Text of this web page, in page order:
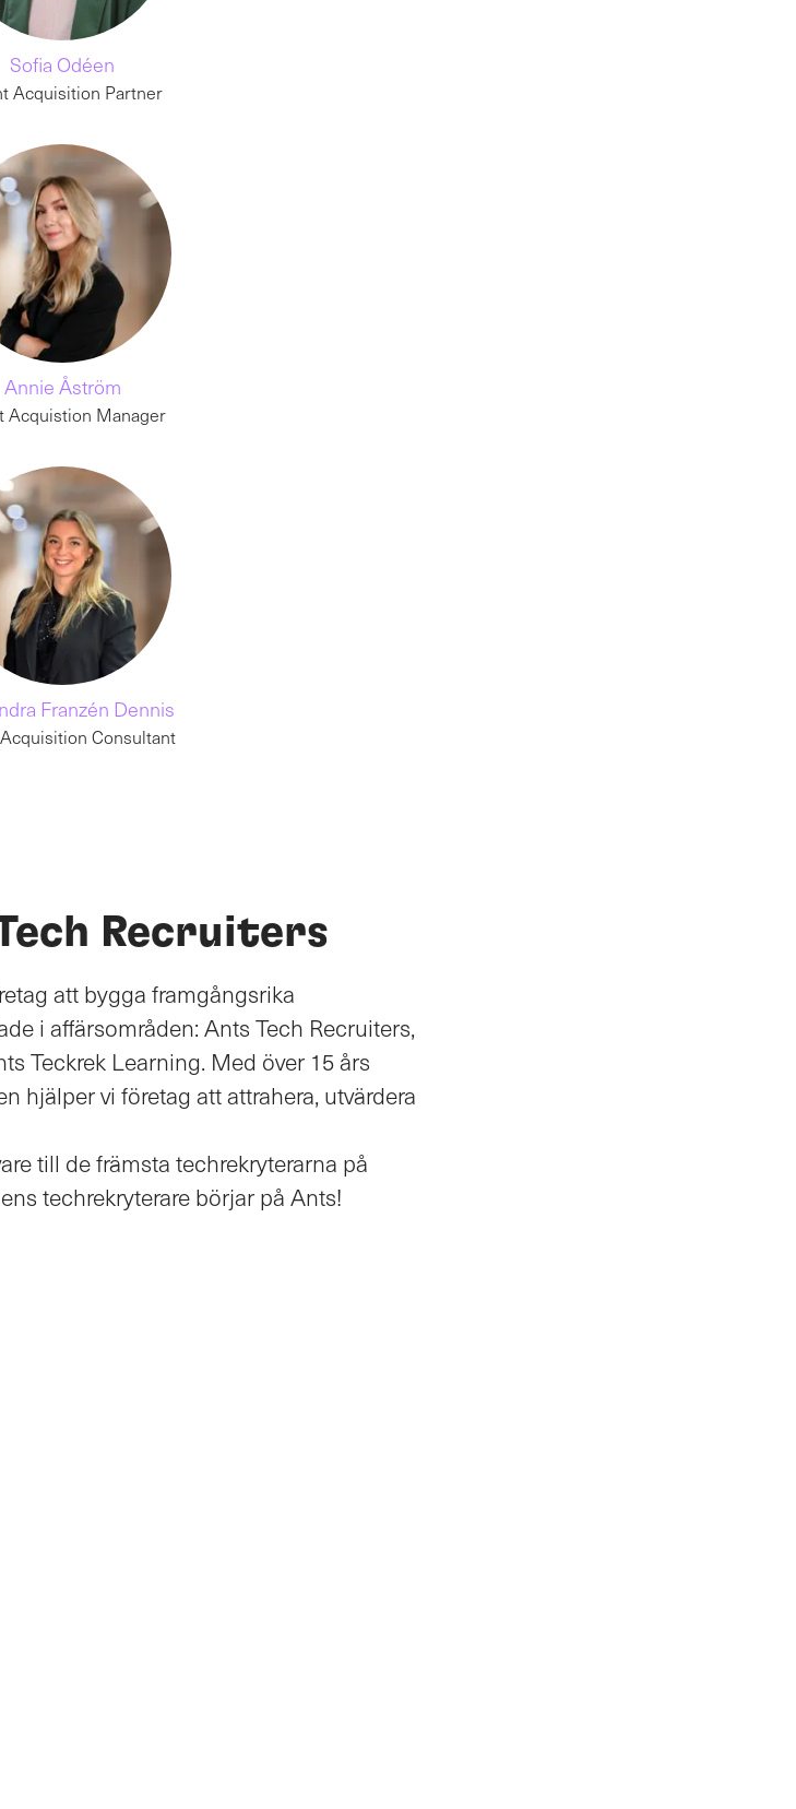
Sofia Odéen
Acquisition Partner
Annie Åström
Acquistion Manager
Franzén Dennis
Consultant
Recruiters
att bygga framgångsrika
i affärsområden: Ants Tech Recruiters,
Teckrek Learning. Med över 15 års
hjälper vi företag att attrahera, utvärdera
till de främsta techrekryterarna på
techrekryterare börjar på Ants!